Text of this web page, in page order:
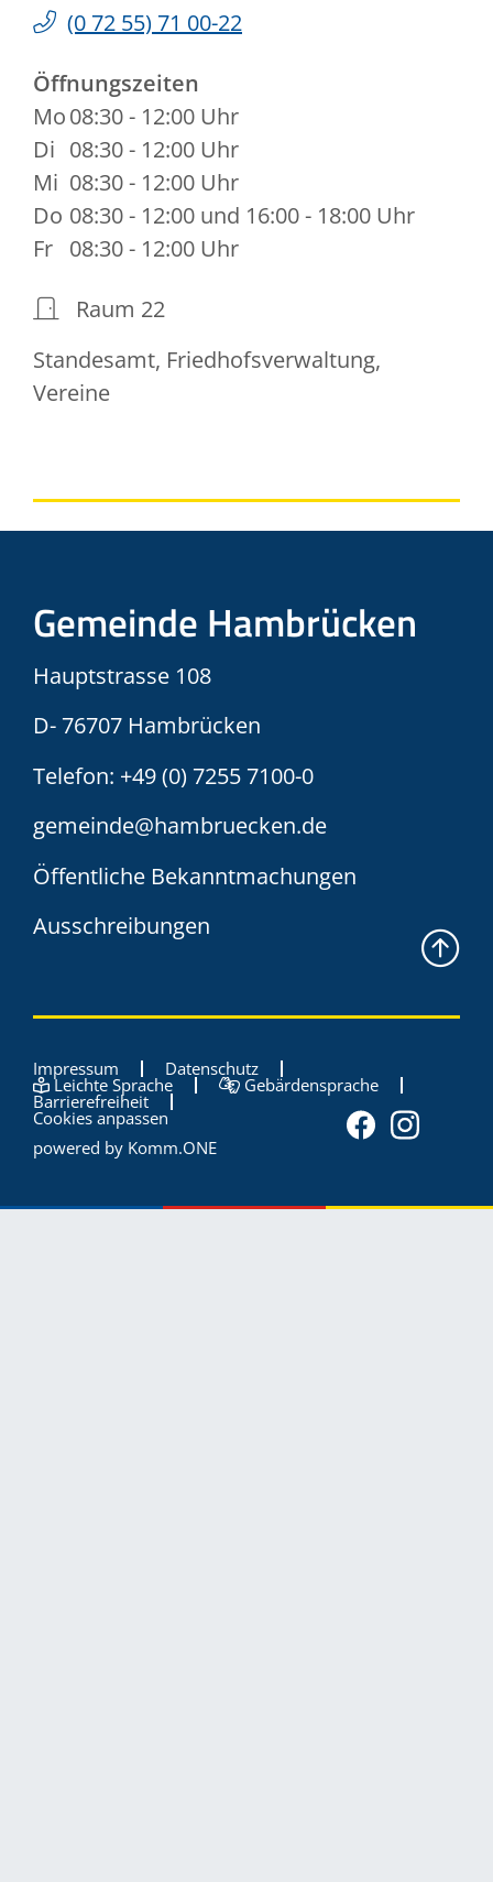
(072 55) 71 00-22
Öffnungszeiten
Mo08:30 - 12:00 Uhr
Di 08:30 - 12:00 Uhr
Mi 08:30 - 12:00 Uhr
Do 08:30 - 12:00 und 16:00 - 18:00 Uhr
Fr 08:30 - 12:00 Uhr
Raum 22
Standesamt, Friedhofsverwaltung,
Vereine
Gemeinde Hambrücken
Hauptstrasse 108
D- 76707 Hambrücken
Telefon: +49 (0) 7255 7100-0
gemeinde@hambruecken.de
Öffentliche Bekanntmachungen
Ausschreibungen
Impressum Datenschutz
Leichte Sprache Gebärdensprache
Barrierefreiheit
Cookies anpassen
powered by Komm.ONE